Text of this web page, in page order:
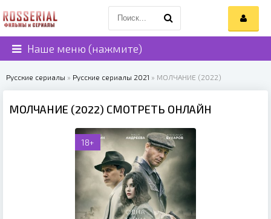
Наше меню (нажмите)
Русские сериалы » Русские сериалы 2021 » МОЛЧАНИЕ (2022)
МОЛЧАНИЕ (2022) СМОТРЕТЬ ОНЛАЙН
18+